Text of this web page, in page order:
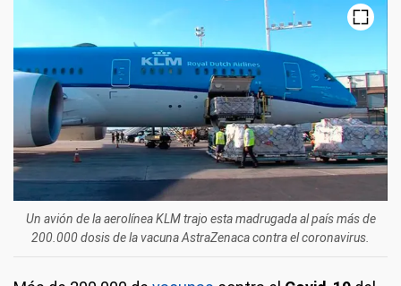
Un avión de la aerolínea KLM trajo esta madrugada al país más de
200.000 dosis de la vacuna AstraZenaca contra el coronavirus.